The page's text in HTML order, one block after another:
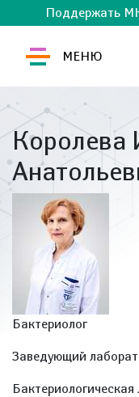
Поддержать
МЕНЮ
Королева
Бактериолог
Заведующий